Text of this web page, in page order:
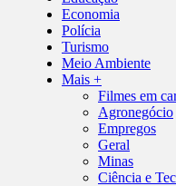
Economia
Polícia
Turismo
Meio Ambiente
Mais +
Filmes em
Agronegócio
Empregos
Geral
Minas
Ciência e